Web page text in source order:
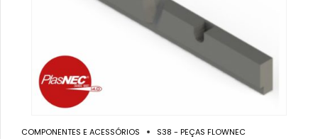
COMPONENTES E ACESSÓRIOS
S38 - PEÇAS FLOWNEC